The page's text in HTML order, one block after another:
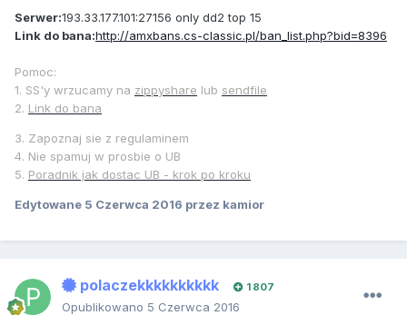
Serwer:193.33.177.101:27156 only dd2 top 15
Link do bana:http://amxbans.cs-classic.pl/ban_list.php?bid=8396
Pomoc:
1. SS'y wrzucamy na zippyshare lub sendfile
2. Link do bana
3. Zapoznaj sie z regulaminem
4. Nie spamuj w prosbie o UB
5. Poradnik jak dostac UB - krok po kroku
Edytowane 5 Czerwca 2016 przez kamior
polaczekkkkkkkkkk 1 807
Opublikowano 5 Czerwca 2016